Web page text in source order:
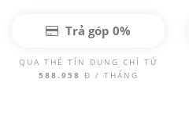
Trả góp 0%
QUA THẺ TÍN DỤNG CHỈ TỪ
588.958 Đ / THÁNG